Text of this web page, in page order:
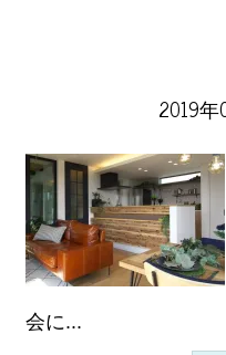
2019
会に...